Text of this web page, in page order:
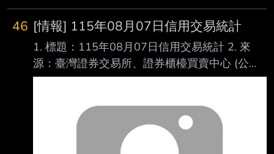
時間： 2026-08-07 14:50 記者署名： 鉅亨網
編譯陳韋廷 原文內容： 外媒最新報導指出，儘
管業界對近期槓桿類產品波動存在擔憂，韓國交
易所 (KRX) 仍將於 9 月 14 日正式開啟 ETF 盤
資管機構示警，無
46 [情報] 115年08月07日信用交易統計
1. 標題：115年08月07日信用交易統計 2. 來
源：臺灣證券交易所、證券櫃檯買賣中心 (公司
名、網站名) 3. 網址：https://reurl.cc/E2xlzv
內文： 115年08月07日信用交易統計 項目 買進
賣出 現金(券)償還 前日餘額 今日餘額 融資(交易
單位) 350,138 297,106 24,855 8,958,261